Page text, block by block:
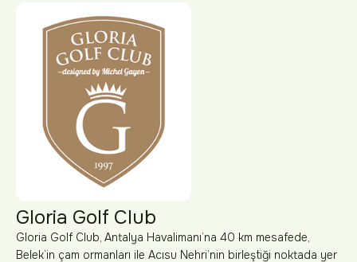
Gloria Golf Club
Gloria Golf Club, Antalya Havalimanı’na 40 km mesafede,
Belek’in çam ormanları ile Acısu Nehri’nin birleştiği noktada yer